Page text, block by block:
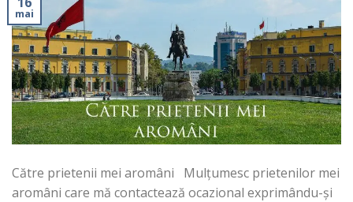
mai
Către prietenii mei aromâni Mulțumesc prietenilor mei
aromâni care mă contactează ocazional exprimându-și